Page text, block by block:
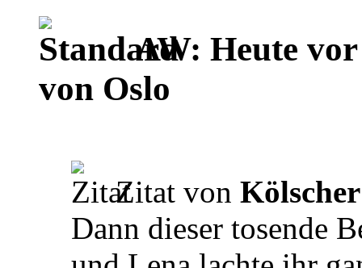
AW: Heute
von Oslo
Zitat von
Dann dieser tosende